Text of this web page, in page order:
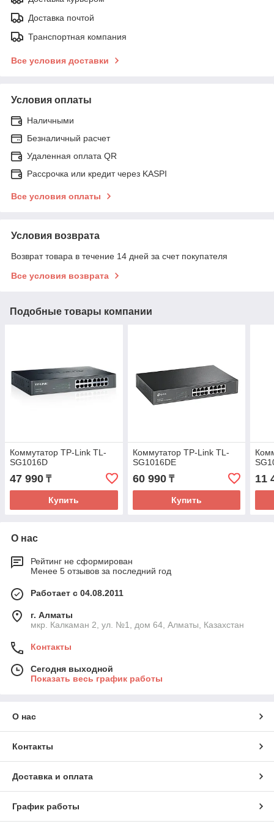
Доставка почтой
Транспортная компания
Все условия доставки
Условия оплаты
Наличными
Безналичный расчет
Удаленная оплата QR
Рассрочка или кредит через KASPI
Все условия оплаты
Условия возврата
Возврат товара в течение 14 дней за счет покупателя
Все условия возврата
Подобные товары компании
Коммутатор TP-Link TL-
SG1016D
47 990 ₸
Купить
Коммутатор TP-Link TL-
SG1016DE
60 990₸
Купить
11
О нас
Рейтинг не сформирован
Менее 5 отзывов за последний год
Работает с 04.08.2011
г. Алматы
мкр. Калкаман 2, ул. №1, дом 64, Алматы, Казахстан
Контакты
Сегодня выходной
Показать весь график работы
О нас
Контакты
Доставка и оплата
График работы